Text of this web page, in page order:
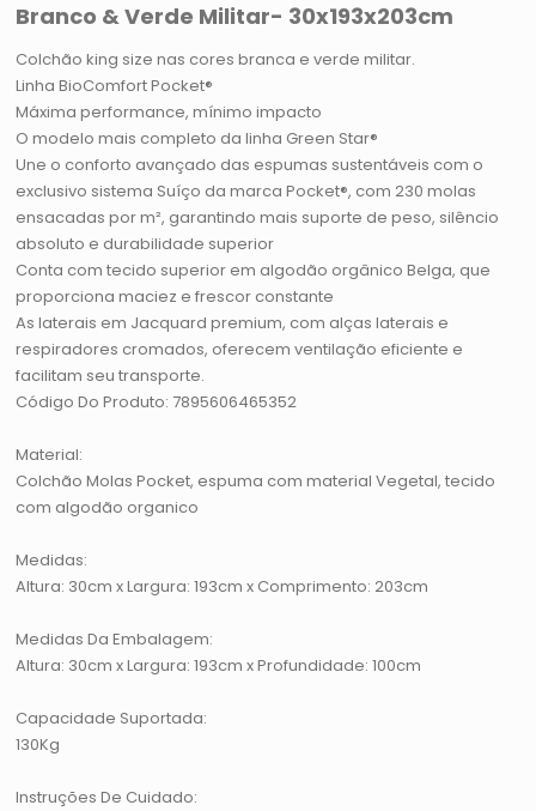
Branco & Verde Militar- 30x193x203cm
Colchão king size nas cores branca e verde militar.
Linha BioComfort Pocket®
Máxima performance, mínimo impacto
O modelo mais completo da linha Green Star®
Une o conforto avançado das espumas sustentáveis com o
exclusivo sistema Suíço da marca Pocket®, com 230 molas
ensacadas por m², garantindo mais suporte de peso, silêncio
absoluto e durabilidade superior
Conta com tecido superior em algodão orgânico Belga, que
proporciona maciez e frescor constante
As laterais em Jacquard premium, com alças laterais e
respiradores cromados, oferecem ventilação eficiente e
facilitam seu transporte.
Código Do Produto: 7895606465352
Material:
Colchão Molas Pocket, espuma com material Vegetal, tecido
com algodão organico
Medidas:
Altura: 30cm x Largura: 193cm x Comprimento: 203cm
Medidas Da Embalagem:
Altura: 30cm x Largura: 193cm x Profundidade: 100cm
Capacidade Suportada:
130Kg
Instruções De Cuidado: